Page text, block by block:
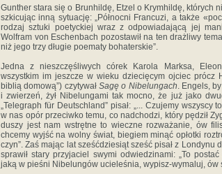
Gunther stara się o Brunhildę, Etzel o Krymhildę, których
szkicując inną sytuację: „Północni Francuzi, a także
rodzaj sztuki poetyckiej wraz z odpowiadającą jej
Wolfram von Eschenbach pozostawił na ten drażliwy
niż jego trzy długie poematy bohaterskie”.
Jedna z nieszczęśliwych córek Karola Marksa,
wszystkim im jeszcze w wieku dziecięcym ojciec prócz
biblią domową”) czytywał Sagę o Nibelungach. Engels,
i zwierzeń, żył Nibelungami tak mocno, że już jako
„Telegraph für Deutschland” pisał: „... Czujemy wszyscy
w nas opór przeciwko temu, co nadchodzi, który pędził
duszy jest nam wstrętne to wieczne rozważanie, ów
chcemy wyjść na wolny świat, biegiem minąć opłotki
czyn”. Zaś mając lat sześćdziesiąt sześć pisał z Londynu
sprawił stary przyjaciel swymi odwiedzinami: „To
jaką w pieśni Nibelungów ucieleśnia, wypisz-wymaluj, ów